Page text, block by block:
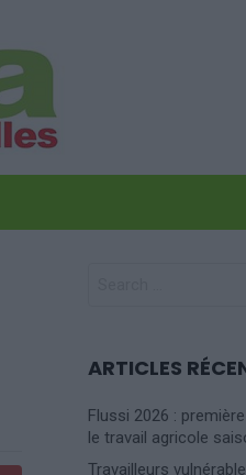
ARTICLES
Flussi 2026 :
le travail agricole
Travailleurs